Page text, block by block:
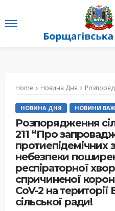
Home Новина Дня Розпорядження сільського голови № 211 “Про
НОВИНА ДНЯ НОВИНИ
Розпорядження
211 “Про
протиепідемічних
небезпеки
респіраторної
спричиненої
CoV-2 на території
сільської ради!